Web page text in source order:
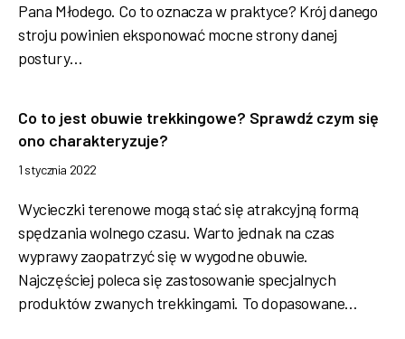
Pana Młodego. Co to oznacza w praktyce? Krój danego
stroju powinien eksponować mocne strony danej
postury…
Co to jest obuwie trekkingowe? Sprawdź czym się
ono charakteryzuje?
1 stycznia 2022
Wycieczki terenowe mogą stać się atrakcyjną formą
spędzania wolnego czasu. Warto jednak na czas
wyprawy zaopatrzyć się w wygodne obuwie.
Najczęściej poleca się zastosowanie specjalnych
produktów zwanych trekkingami. To dopasowane…